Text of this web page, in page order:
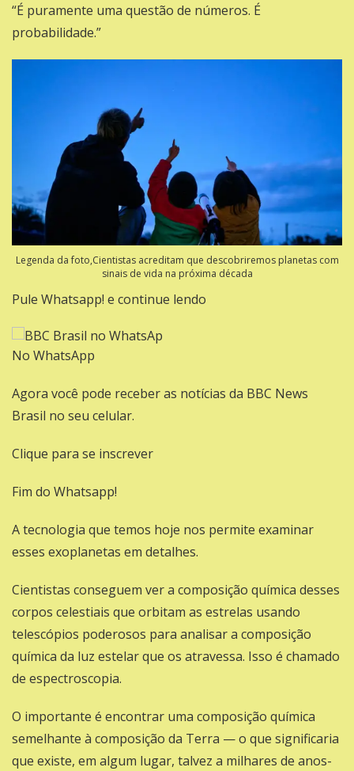
“É puramente uma questão de números. É
probabilidade.”
Legenda da foto,Cientistas acreditam que descobriremos planetas com
sinais de vida na próxima década
Pule Whatsapp! e continue lendo
No WhatsApp
Agora você pode receber as notícias da BBC News
Brasil no seu celular.
Clique para se inscrever
Fim do Whatsapp!
A tecnologia que temos hoje nos permite examinar
esses exoplanetas em detalhes.
Cientistas conseguem ver a composição química desses
corpos celestiais que orbitam as estrelas usando
telescópios poderosos para analisar a composição
química da luz estelar que os atravessa. Isso é chamado
de espectroscopia.
O importante é encontrar uma composição química
semelhante à composição da Terra — o que significaria
que existe, em algum lugar, talvez a milhares de anos-